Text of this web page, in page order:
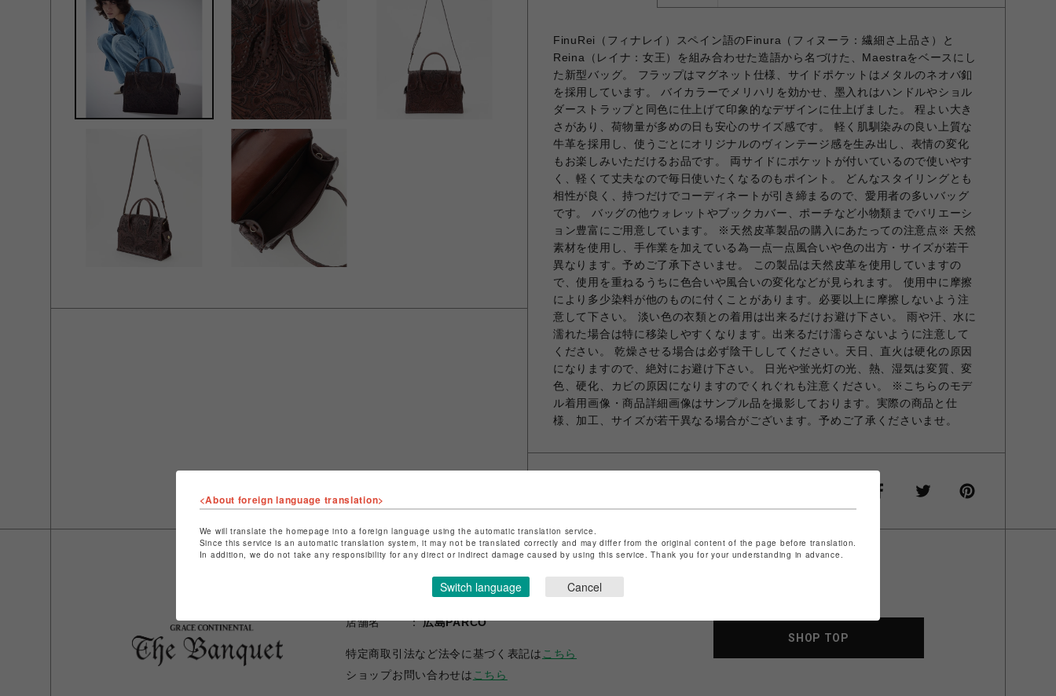
FinuRei（フィナレイ）スペイン語のFinura（フィヌーラ：繊細さ上品さ）と
Reina（レイナ：女王）を組み合わせた造語から名づけた、Maestraをベースにし
た新型バッグ。 フラップはマグネット仕様、サイドポケットはメタルのネオバ釦
を採用しています。 バイカラーでメリハリを効かせ、墨入れはハンドルやショル
ダーストラップと同色に仕上げて印象的なデザインに仕上げました。 程よい大き
さがあり、荷物量が多めの日も安心のサイズ感です。 軽く肌馴染みの良い上質な
牛革を採用し、使うごとにオリジナルのヴィンテージ感を生み出し、表情の変化
もお楽しみいただけるお品です。 両サイドにポケットが付いているので使いやす
く、軽くて丈夫なので毎日使いたくなるのもポイント。 どんなスタイリングとも
相性が良く、持つだけでコーディネートが引き締まるので、愛用者の多いバッグ
です。 バッグの他ウォレットやブックカバー、ポーチなど小物類までバリエーシ
ョン豊富にご用意しています。 ※天然皮革製品の購入にあたっての注意点※ 天然
素材を使用し、手作業を加えている為一点一点風合いや色の出方・サイズが若干
異なります。予めご了承下さいませ。 この製品は天然皮革を使用していますの
で、使用を重ねるうちに色合いや風合いの変化などが見られます。 使用中に摩擦
により多少染料が他のものに付くことがあります。必要以上に摩擦しないよう注
意して下さい。 淡い色の衣類との着用は出来るだけお避け下さい。 雨や汗、水に
濡れた場合は特に移染しやすくなります。出来るだけ濡らさないように注意して
ください。 乾燥させる場合は必ず陰干ししてください。天日、直火は硬化の原因
になりますので、絶対にお避け下さい。 日光や蛍光灯の光、熱、湿気は変質、変
色、硬化、カビの原因になりますのでくれぐれも注意ください。 ※こちらのモデ
ル着用画像・商品詳細画像はサンプル品を撮影しております。実際の商品と仕
様、加工、サイズが若干異なる場合がございます。予めご了承くださいませ。
グレースコンチネンタル・ザ・バンケット
店舗名
広島PARCO
特定商取引法など法令に基づく表記は こちら
ショップお問い合わせは こちら
SHOP TOP
<About foreign language translation>
We will translate the homepage into a foreign language using the automatic translation service.
Since this service is an automatic translation system, it may not be translated correctly and may differ from the original content of the page before translation.
In addition, we do not take any responsibility for any direct or indirect damage caused by using this service. Thank you for your understanding in advance.
Switch language Cancel